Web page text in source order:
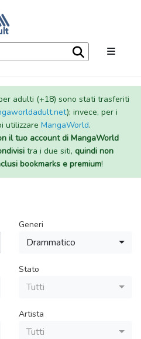
adulti (+18) sono stati trasferiti
); invece, per i
utilizzare MangaWorld.
il tuo account di MangaWorld
tra i due siti, quindi non
bookmarks e premium!
Generi
Drammatico
Stato
Tutti
Artista
Tutti